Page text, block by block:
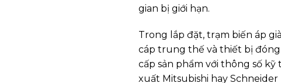
gian bị giới hạn.
Trong lắp đặt, trạm biến áp
cáp trung thế và thiết bị đóng
cấp sản phẩm với thông số kỹ
xuất Mitsubishi hay